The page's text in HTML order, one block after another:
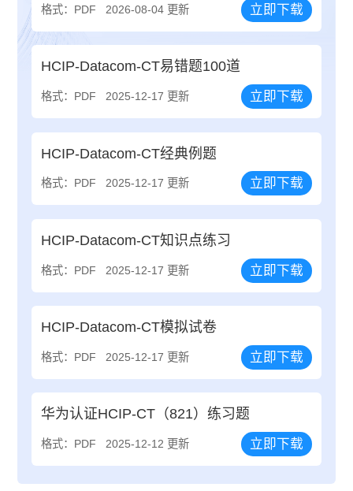
格式：PDF 2026-08-04 更新 立即下载
HCIP-Datacom-CT易错题100道
格式：PDF 2025-12-17 更新 立即下载
HCIP-Datacom-CT经典例题
格式：PDF 2025-12-17 更新 立即下载
HCIP-Datacom-CT知识点练习
格式：PDF 2025-12-17 更新 立即下载
HCIP-Datacom-CT模拟试卷
格式：PDF 2025-12-17 更新 立即下载
华为认证HCIP-CT（821）练习题
格式：PDF 2025-12-12 更新 立即下载